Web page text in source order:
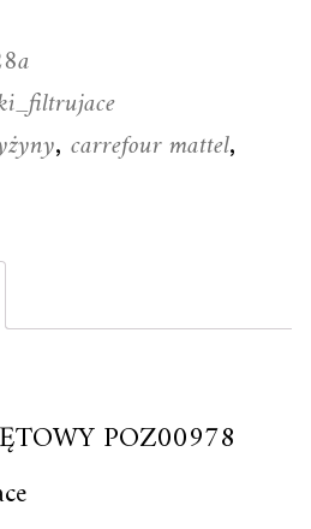
, carrefour mattel,
POZ00978